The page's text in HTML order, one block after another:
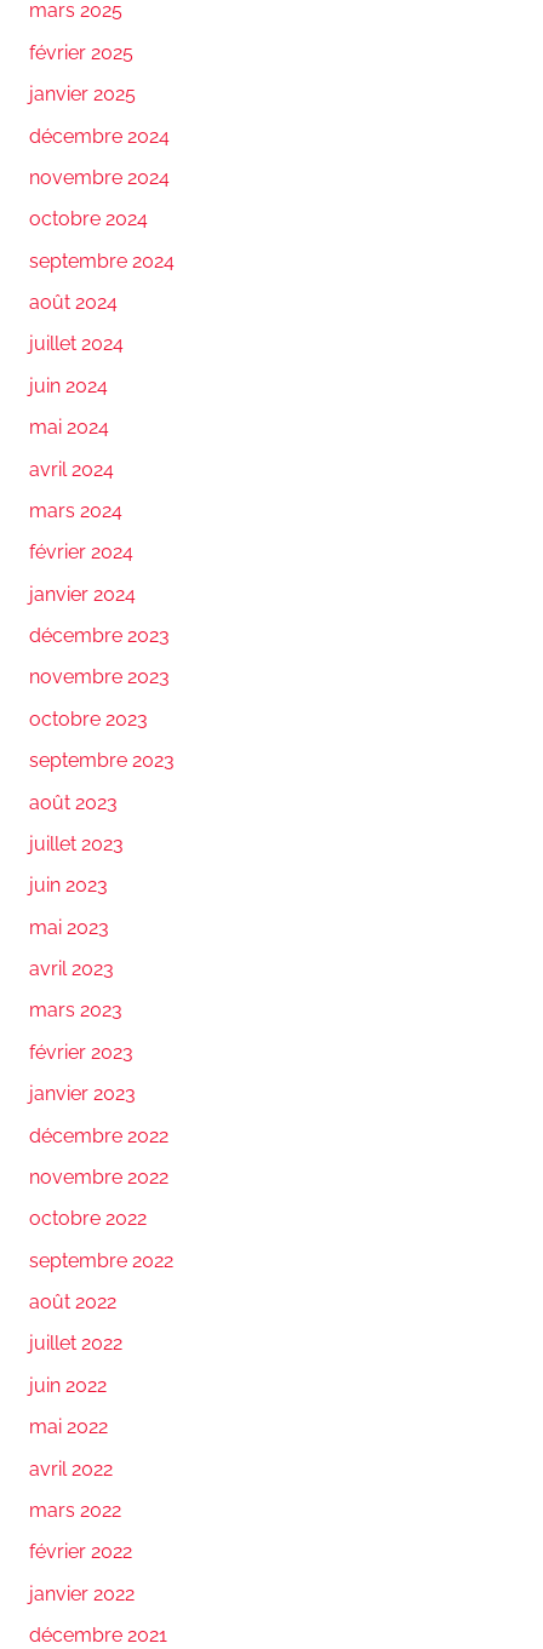
mars 2025
février 2025
janvier 2025
décembre 2024
novembre 2024
octobre 2024
septembre 2024
août 2024
juillet 2024
juin 2024
mai 2024
avril 2024
mars 2024
février 2024
janvier 2024
décembre 2023
novembre 2023
octobre 2023
septembre 2023
août 2023
juillet 2023
juin 2023
mai 2023
avril 2023
mars 2023
février 2023
janvier 2023
décembre 2022
novembre 2022
octobre 2022
septembre 2022
août 2022
juillet 2022
juin 2022
mai 2022
avril 2022
mars 2022
février 2022
janvier 2022
décembre 2021